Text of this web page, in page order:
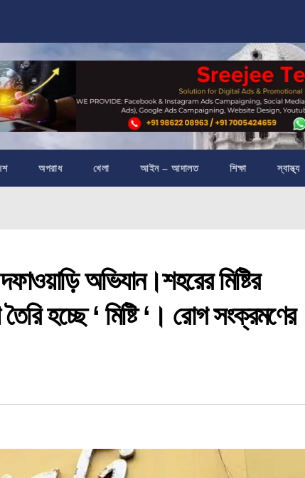
অপরাধ খেলা আইন – আদালত শিক্ষা স্বাস্থ্য
অভিযান।শহরের মিষ্টির
হচ্ছে ‘ মিষ্টি ‘। রোগ সংক্রমণের